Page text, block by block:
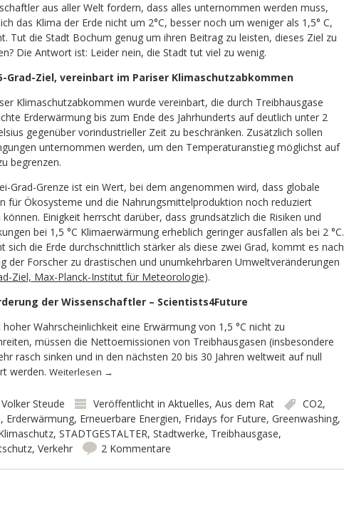
aus aller Welt fordern, dass alles unternommen werden muss,
das Klima der Erde nicht um 2°C, besser noch um weniger als 1,5° C,
Tut die Stadt Bochum genug um ihren Beitrag zu leisten, dieses Ziel zu
Die Antwort ist: Leider nein, die Stadt tut viel zu wenig.
Grad-Ziel, vereinbart im Pariser Klimaschutzabkommen
Klimaschutzabkommen wurde vereinbart, die durch Treibhausgase
Erderwärmung bis zum Ende des Jahrhunderts auf deutlich unter 2
gegenüber vorindustrieller Zeit zu beschränken. Zusätzlich sollen
unternommen werden, um den Temperaturanstieg möglichst auf
begrenzen.
Grad-Grenze ist ein Wert, bei dem angenommen wird, dass globale
für Ökosysteme und die Nahrungsmittelproduktion noch reduziert
Einigkeit herrscht darüber, dass grundsätzlich die Risiken und
bei 1,5 °C Klimaerwärmung erheblich geringer ausfallen als bei 2 °C.
sich die Erde durchschnittlich stärker als diese zwei Grad, kommt es nach
der Forscher zu drastischen und unumkehrbaren Umweltveränderungen
Ziel, Max-Planck-Institut für Meteorologie).
der Wissenschaftler – Scientists4Future
Wahrscheinlichkeit eine Erwärmung von 1,5 °C nicht zu
müssen die Nettoemissionen von Treibhausgasen (insbesondere
rasch sinken und in den nächsten 20 bis 30 Jahren weltweit auf null
werden. Weiterlesen →
Steude Veröffentlicht in Aktuelles, Aus dem Rat CO2,
, Erderwärmung, Erneuerbare Energien, Fridays for Future, Greenwashing,
, STADTGESTALTER, Stadtwerke, Treibhausgase,
, Verkehr 2 Kommentare